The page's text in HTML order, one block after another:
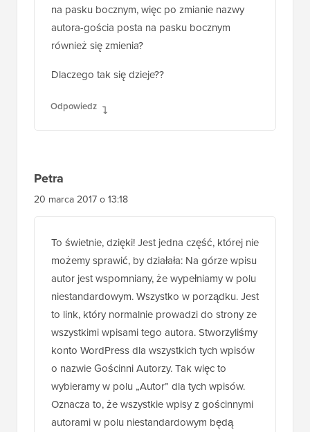
na pasku bocznym, więc po zmianie nazwy
autora-gościa posta na pasku bocznym
również się zmienia?
Dlaczego tak się dzieje??
Odpowiedz
Petra
20 marca 2017 o 13:18
To świetnie, dzięki! Jest jedna część, której nie
możemy sprawić, by działała: Na górze wpisu
autor jest wspomniany, że wypełniamy w polu
niestandardowym. Wszystko w porządku. Jest
to link, który normalnie prowadzi do strony ze
wszystkimi wpisami tego autora. Stworzyliśmy
konto WordPress dla wszystkich tych wpisów
o nazwie Gościnni Autorzy. Tak więc to
wybieramy w polu „Autor” dla tych wpisów.
Oznacza to, że wszystkie wpisy z gościnnymi
autorami w polu niestandardowym będą